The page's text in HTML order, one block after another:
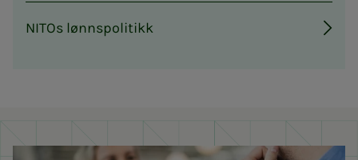
NITOs lønnspolitikk